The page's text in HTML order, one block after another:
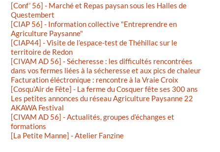
[Conf’ 56] - Marché et Repas paysan sous les Halles de
Questembert
[CIAP 56] - Information collective "Entreprendre en
Agriculture Paysanne"
[CIAP44] - Visite de l’espace-test de Théhillac sur le
territoire de Redon
[CIVAM AD 56] - Sécheresse : les difficultés rencontrées
dans vos fermes liées à la sécheresse et aux pics de chaleur
Facturation éléctronique : rencontre à la Vraie Croix
[Cosqu’Air de Fête] - La ferme du Cosquer fête ses 300 ans
Les petites annonces du réseau Agriculture Paysanne 22
AKAWA Festival
[CIVAM AD 56] - Actualités, groupes d’échanges et
formations
[La Petite Manne] - Atelier Fanzine